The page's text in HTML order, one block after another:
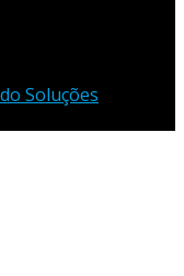
Soluções